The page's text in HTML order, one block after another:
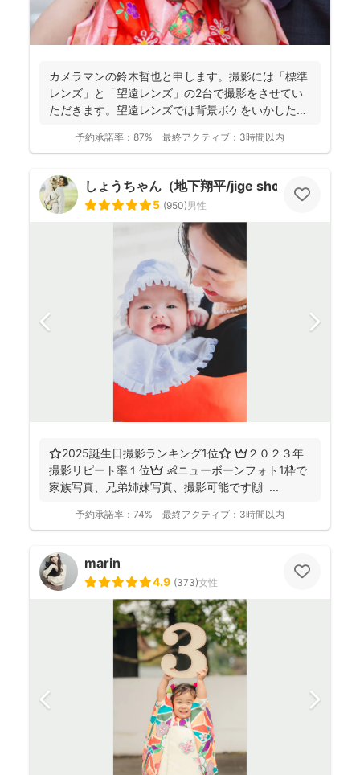
カメラマンの鈴木哲也と申します。撮影には「標準
レンズ」と「望遠レンズ」の2台で撮影をさせてい
ただきます。望遠レンズでは背景ボケをいかしたお
予約承諾率： 87% 最終アクティブ： 3時間以内
しょうちゃん（地下翔平/jige shohe）
5 (950)男性
⭐️2025誕生日撮影ランキング1位⭐️ 👑２０２３年
撮影リピート率１位👑 👶ニューボーンフォト1枠で
家族写真、兄弟姉妹写真、撮影可能です🙌 ...
予約承諾率： 74% 最終アクティブ： 3時間以内
marin
4.9 (373)女性